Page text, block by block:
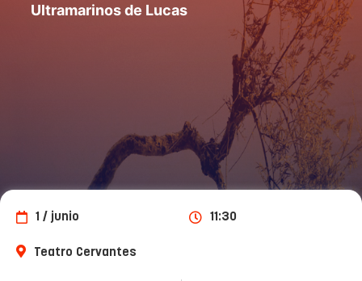
Ultramarinos de Lucas
1 / junio 11:30
Teatro Cervantes